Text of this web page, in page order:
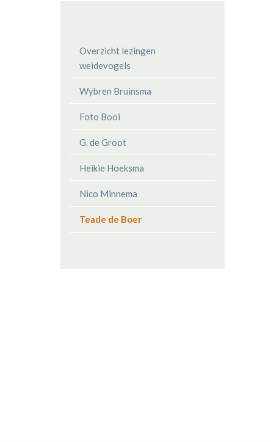
Overzicht lezingen
weidevogels
Wybren Bruinsma
Foto Booi
G. de Groot
Heikie Hoeksma
Nico Minnema
Teade de Boer